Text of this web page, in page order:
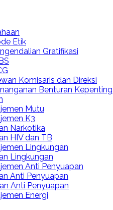
Etik
Gratifikasi
Komisaris dan Direksi
Benturan
Mutu
K3
Narkotika
HIV dan TB
Lingkungan
Lingkungan
Anti Penyuapan
Anti Penyuapan
Anti Penyuapan
Energi